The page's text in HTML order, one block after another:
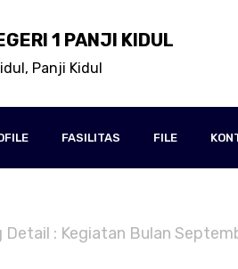
1 PANJI KIDUL
Panji Kidul
FASILITAS FILE
Detail : Kegiatan Bulan